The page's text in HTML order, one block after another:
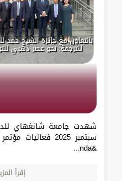
بالتعاون مع جائزة الشيخ حمد
للترجمة: نحو عصر ذهبي
سبتمبر 2025
&nda...
إقرأ